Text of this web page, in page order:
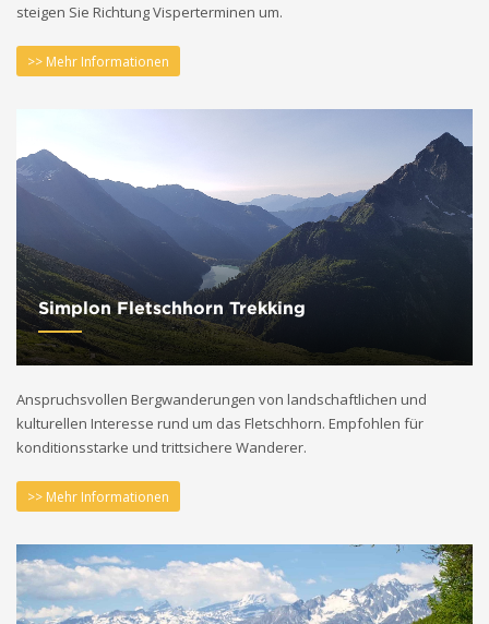
steigen Sie Richtung Visperterminen um.
>> Mehr Informationen
Simplon Fletschhorn Trekking
Anspruchsvollen Bergwanderungen von landschaftlichen und
kulturellen Interesse rund um das Fletschhorn. Empfohlen für
konditionsstarke und trittsichere Wanderer.
>> Mehr Informationen